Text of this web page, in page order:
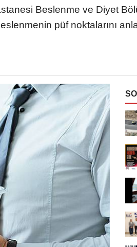
Beslenme ve Diyet
püf noktalarını